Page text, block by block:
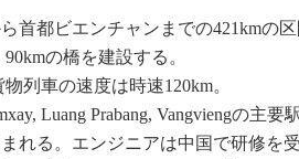
首都ビエンチャンまでの421kmの区
の橋を建設する。
列車の速度は時速120km。
Luang Prabang, Vangviengの主要
れる。エンジニアは中国で研修を受